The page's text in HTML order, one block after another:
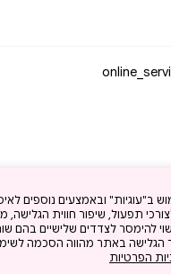
YouTube
ב"עוגיות" ובאמצעים נוספים
תפעול, שיפור חווית הגלישה,
להימסר לצדדים שלישיים בהם
באתר מהווה הסכמה
הפרטיות